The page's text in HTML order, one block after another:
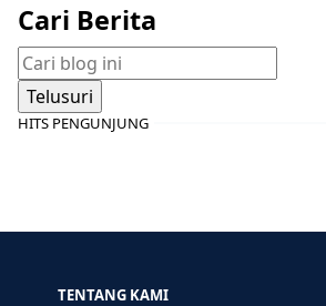
Cari Berita
HITS PENGUNJUNG
TENTANG KAMI